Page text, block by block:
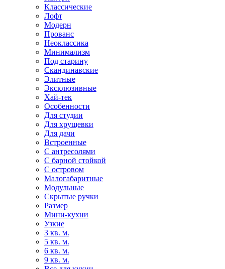
Классические
Лофт
Модерн
Прованс
Неоклассика
Минимализм
Под старину
Скандинавские
Элитные
Эксклюзивные
Хай-тек
Особенности
Для студии
Для хрущевки
Для дачи
Встроенные
С антресолями
С барной стойкой
С островом
Малогабаритные
Модульные
Скрытые ручки
Размер
Мини-кухни
Узкие
3 кв. м.
5 кв. м.
6 кв. м.
9 кв. м.